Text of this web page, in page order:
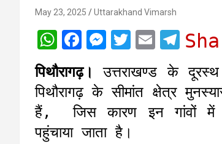
May 23, 2025 Uttarakhand Vimarsh
W
h
a
t
A
F
c
e
b
o
M
s
s
e
n
T
i
t
t
E
a
i
l
T
l
e
g
पिथौरागढ़।उत्तराखण्ड के
पिथौरागढ़ के सीमांत क्षेत्र
हैं, जिस कारण इन गांवों में
पहुंचाया जाता है।